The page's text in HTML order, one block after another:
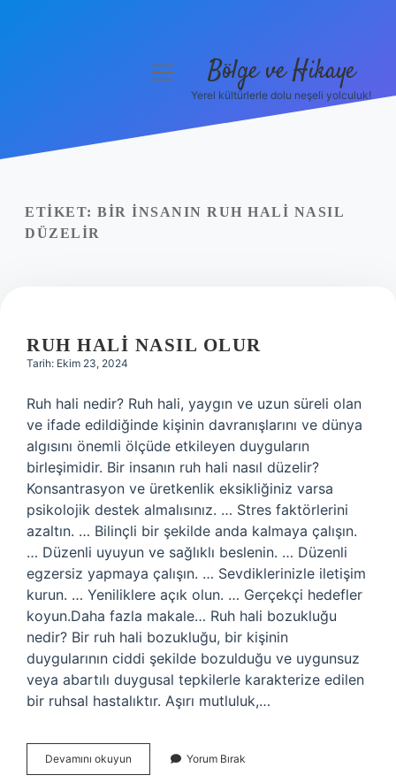
Yasal Uyarı
menüyü
Bölge ve Hikaye
Yerel kültürlerle dolu neşeli yolculuk!
ETIKET: BIR INSANIN RUH HALI NASIL
DÜZELIR
RUH HALI NASIL OLUR
Tarih: Ekim 23, 2024
Ruh hali nedir? Ruh hali, yaygın ve uzun süreli olan
ve ifade edildiğinde kişinin davranışlarını ve dünya
algısını önemli ölçüde etkileyen duyguların
birleşimidir. Bir insanın ruh hali nasıl düzelir?
Konsantrasyon ve üretkenlik eksikliğiniz varsa
psikolojik destek almalısınız. … Stres faktörlerini
azaltın. … Bilinçli bir şekilde anda kalmaya çalışın.
… Düzenli uyuyun ve sağlıklı beslenin. … Düzenli
egzersiz yapmaya çalışın. … Sevdiklerinizle iletişim
kurun. … Yeniliklere açık olun. … Gerçekçi hedefler
koyun.Daha fazla makale… Ruh hali bozukluğu
nedir? Bir ruh hali bozukluğu, bir kişinin
duygularının ciddi şekilde bozulduğu ve uygunsuz
veya abartılı duygusal tepkilerle karakterize edilen
bir ruhsal hastalıktır. Aşırı mutluluk,…
Devamını okuyun
Hali
Yorum Bırak